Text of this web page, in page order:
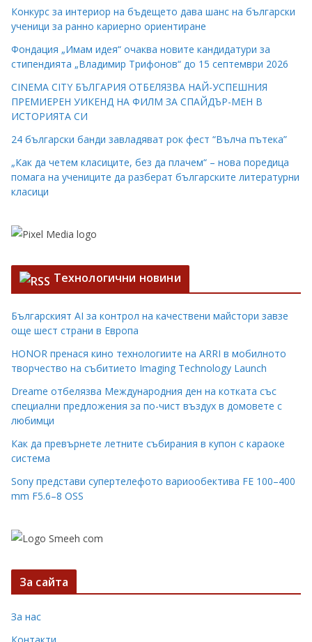
Конкурс за интериор на бъдещето дава шанс на български
ученици за ранно кариерно ориентиране
Фондация „Имам идея“ очаква новите кандидатури за
стипендията „Владимир Трифонов“ до 15 септември 2026
CINEMA CITY БЪЛГАРИЯ ОТБЕЛЯЗВА НАЙ-УСПЕШНИЯ
ПРЕМИЕРЕН УИКЕНД НА ФИЛМ ЗА СПАЙДЪР-МЕН В
ИСТОРИЯТА СИ
24 български банди завладяват рок фест “Вълча пътека”
„Как да четем класиците, без да плачем“ – нова поредица
помага на учениците да разберат българските литературни
класици
Технологични новини
Българският AI за контрол на качествени майстори завзе
още шест страни в Европа
HONOR пренася кино технологиите на ARRI в мобилното
творчество на събитието Imaging Technology Launch
Dreame отбелязва Международния ден на котката със
специални предложения за по-чист въздух в домовете с
любимци
Как да превърнете летните събирания в купон с караоке
система
Sony представи супертелефото вариообектива FE 100–400
mm F5.6–8 OSS
За сайта
За нас